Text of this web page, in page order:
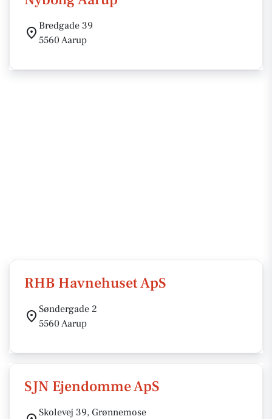
Bredgade 39
5560 Aarup
RHB Havnehuset ApS
Søndergade 2
5560 Aarup
SJN Ejendomme ApS
Skolevej 39, Grønnemose